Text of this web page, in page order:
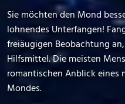
Sie möchten den Mond
lohnendes Unterfangen!
freiäugigen Beobachtung
Hilfsmittel. Die meisten
romantischen Anblick
Mondes.